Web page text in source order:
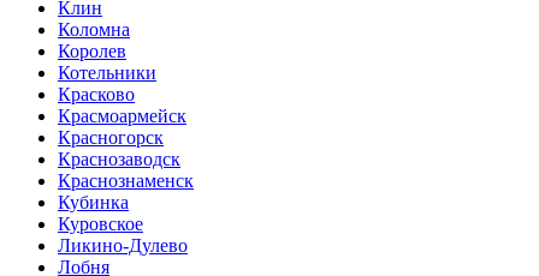
Клин
Коломна
Королев
Котельники
Красково
Красмоармейск
Красногорск
Краснозаводск
Краснознаменск
Кубинка
Куровское
Ликино-Дулево
Лобня